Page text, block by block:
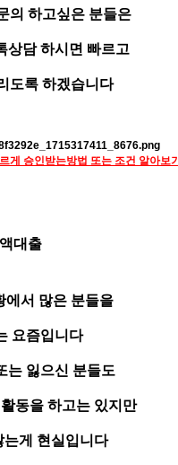
의 하고싶은 분들은
상담 하시면 빠르고
도록 하겠습니다
게 승인받는방법 또는 조건 알아보기
대출
에서 많은 분들을
요즘입니다
는 잃으신 분들도
동을 하고는 있지만
는게 현실입니다